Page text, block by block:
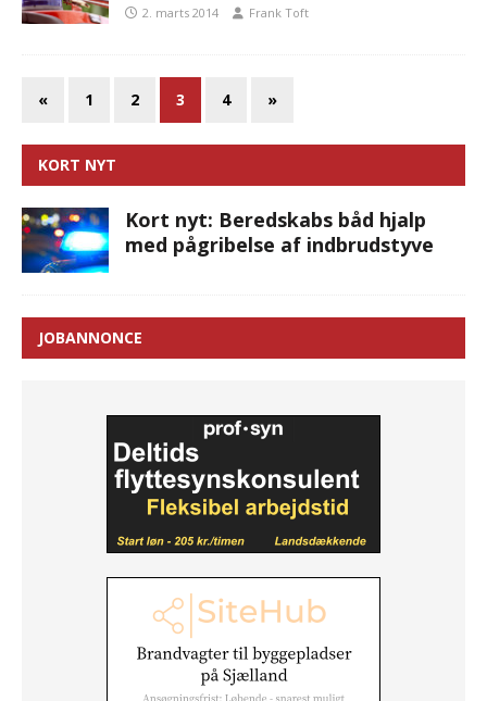
2. marts 2014 Frank Toft
« 1 2 3 4 »
KORT NYT
Kort nyt: Beredskabs båd hjalp
med pågribelse af indbrudstyve
JOBANNONCE